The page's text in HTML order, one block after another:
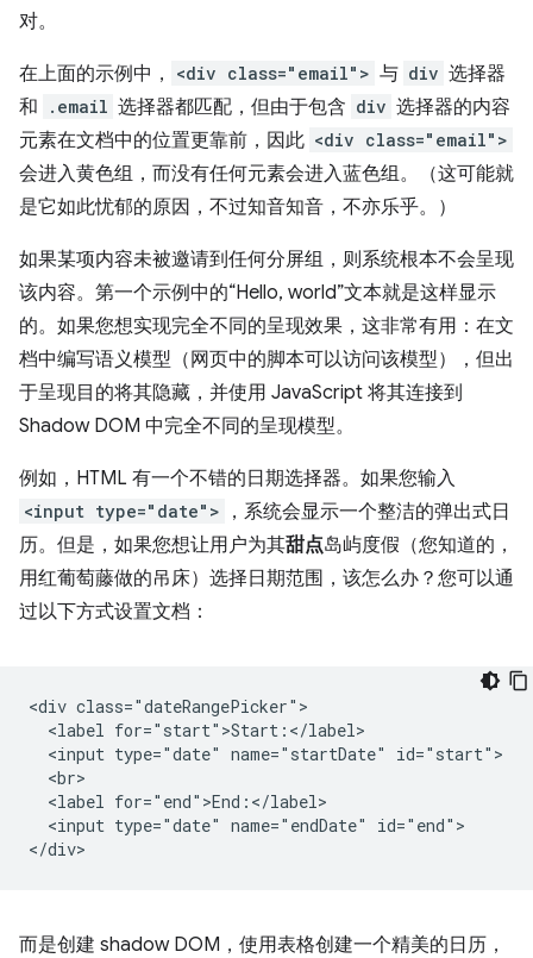
对。
在上面的示例中， <div class="email"> 与 div 选择器
和
.email 选择器都匹配，但由于包含 div 选择器的内容
元素在文档中的位置更靠前，因此 <div class="email">
会进入黄色组，而没有任何元素会进入蓝色组。（这可能就
是它如此忧郁的原因，不过知音知音，不亦乐乎。）
如果某项内容未被邀请到任何分屏组，则系统根本不会呈现
该内容。 第一个示例中的“Hello, world”文本就是这样显示
的。如果您想实现完全不同的呈现效果，这非常有用：在文
档中编写语义模型（网页中的脚本可以访问该模型），但出
于呈现目的将其隐藏，并使用 JavaScript 将其连接到
Shadow DOM 中完全不同的呈现模型。
例如，HTML 有一个不错的日期选择器。如果您输入
<input type="date">
，系统会显示一个整洁的弹出式日
历。但是，如果您想让用户为其甜点岛屿度假（您知道的，
用红葡萄藤做的吊床）选择日期范围，该怎么办？您可以通
过以下方式设置文档：
<div class="dateRangePicker">
  <label for="start">Start:</label>
  <input type="date" name="startDate" id="start">
  <br>
  <label for="end">End:</label>
  <input type="date" name="endDate" id="end">
而是创建 shadow DOM，使用表格创建一个精美的日历，